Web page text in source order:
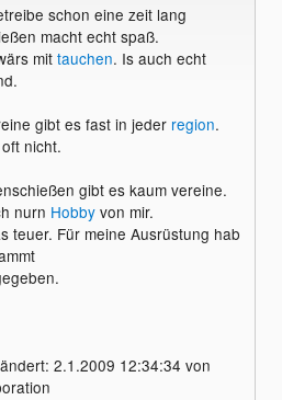
schon eine zeit lang
macht echt spaß.
mittauchen. Is auch echt
gibt es fast in jeder region.
nicht.
gibt es kaum vereine.
nurn Hobbyvon mir.
teuer. Für meine Ausrüstung hab
2.1.2009 12:34:34 von